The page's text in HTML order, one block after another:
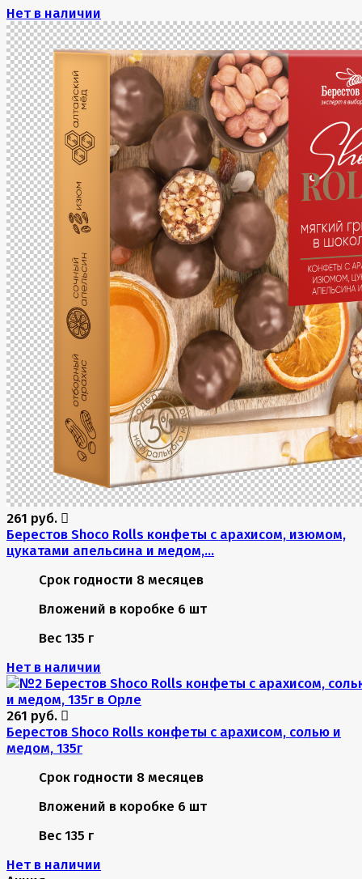
Нет в наличии
261 руб.
Берестов Shoco Rolls конфеты с арахисом, изюмом,
цукатами апельсина и медом,...
Срок годности 8 месяцев
Вложений в коробке 6 шт
Вес 135 г
Нет в наличии
261 руб.
Берестов Shoco Rolls конфеты с арахисом, солью и
медом, 135г
Срок годности 8 месяцев
Вложений в коробке 6 шт
Вес 135 г
Нет в наличии